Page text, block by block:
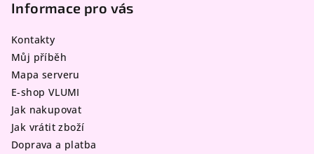
Informace pro vás
Kontakty
Můj příběh
Mapa serveru
E-shop VLUMI
Jak nakupovat
Jak vrátit zboží
Doprava a platba